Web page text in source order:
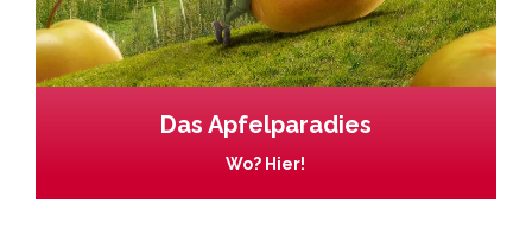
Das Apfelparadies
Wo? Hier!